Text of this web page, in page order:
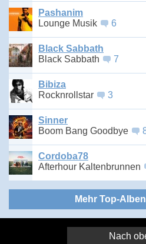
Pashanim
Lounge Musik
6
Black Sabbath
Black Sabbath
7
Bibiza
Rocknrollstar
3
Sinner
Boom Bang Goodbye
Cordoba78
Afterhour Kaltenbrunnen
Mehr Top-
Nach